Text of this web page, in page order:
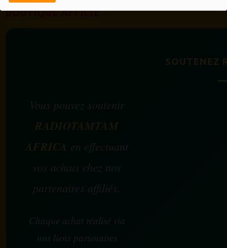
BOUTIQUE AFFILIÉ
SOUTENEZ
Vous pouvez soutenir
RADIOTAMTAM
AFRICA en effectuant
vos achats chez nos
partenaires affiliés.
Chaque achat réalisé via
nos liens partenaires